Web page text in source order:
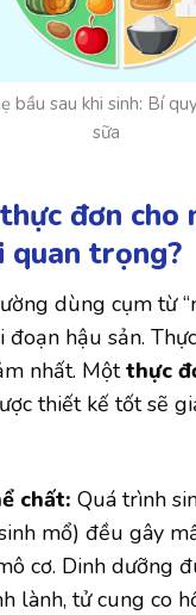
bầu sau khi sinh: Bí
sữa
đơn cho
quan trọng?
dùng cụm từ
đoạn hậu sản.
nhất. Mộtthực
thiết kế tốt sẽ
chất: Quá trình
mổ) đều gây
cơ. Dinh dưỡng
lành, tử cung co